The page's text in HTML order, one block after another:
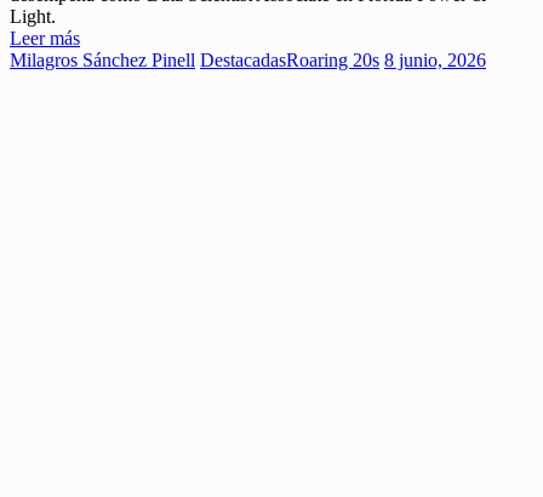
Light.
Leer más
Milagros Sánchez Pinell DestacadasRoaring 20s 8 junio, 2026